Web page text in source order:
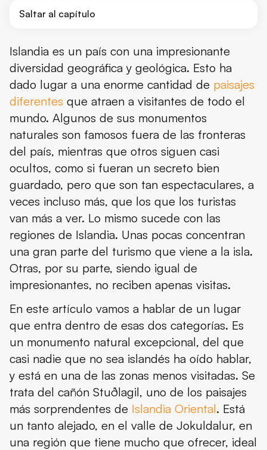
Saltar al capítulo
Geología y leyendas del Cañón Stuðlagil
Datos acerca del cañón Stuðlagil
Camping y cafetería de Stuðlagil
Dónde está el cañón Stuðlagil y cómo llegar
Dónde dormir cerca del cañón Stuðlagil
Qué ver y hacer cerca del cañón Stuðlagil
Las estaciones en el cañón Stuðlagil
Qué llevar en la maleta para ir al cañón Stuðlagil
Consejos de viaje
Conclusión
Islandia es un país con una impresionante
diversidad geográfica y geológica. Esto ha
dado lugar a una enorme cantidad de paisajes
diferentes que atraen a visitantes de todo el
mundo. Algunos de sus monumentos
naturales son famosos fuera de las fronteras
del país, mientras que otros siguen casi
ocultos, como si fueran un secreto bien
guardado, pero que son tan espectaculares, a
veces incluso más, que los que los turistas
van más a ver. Lo mismo sucede con las
regiones de Islandia. Unas pocas concentran
una gran parte del turismo que viene a la isla.
Otras, por su parte, siendo igual de
impresionantes, no reciben apenas visitas.
En este artículo vamos a hablar de un lugar
que entra dentro de esas dos categorías. Es
un monumento natural excepcional, del que
casi nadie que no sea islandés ha oído hablar,
y está en una de las zonas menos visitadas. Se
trata del cañón Stuðlagil, uno de los paisajes
más sorprendentes de Islandia Oriental. Está
un tanto alejado, en el valle de Jokuldalur, en
una región que tiene mucho que ofrecer, ideal